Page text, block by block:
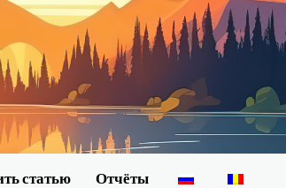
статью Отчёты